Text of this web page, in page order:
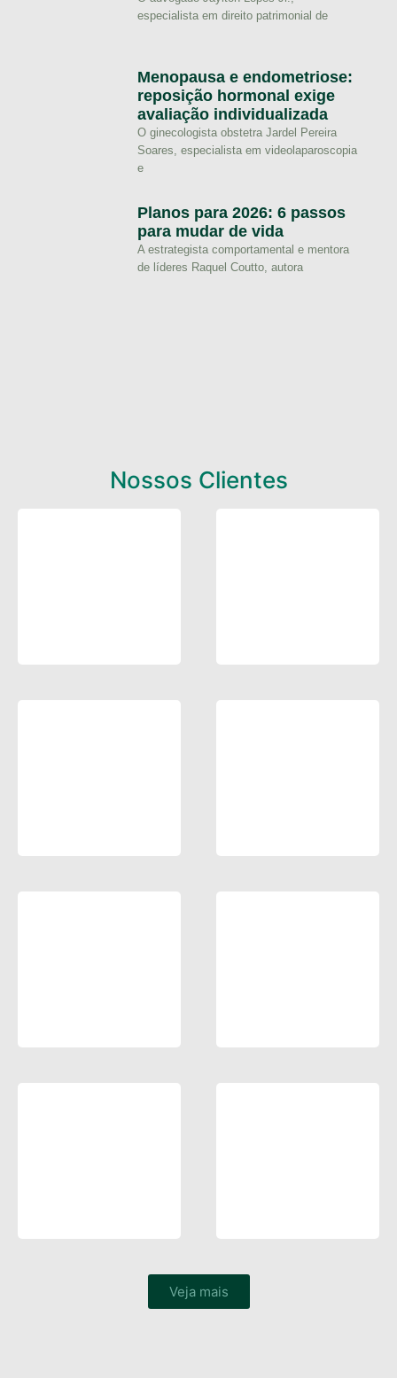
especialista em direito patrimonial de
Menopausa e endometriose:
reposição hormonal exige
avaliação individualizada
O ginecologista obstetra Jardel Pereira
Soares, especialista em videolaparoscopia
e
Planos para 2026: 6 passos
para mudar de vida
A estrategista comportamental e mentora
de líderes Raquel Coutto, autora
Nossos Clientes
Veja mais